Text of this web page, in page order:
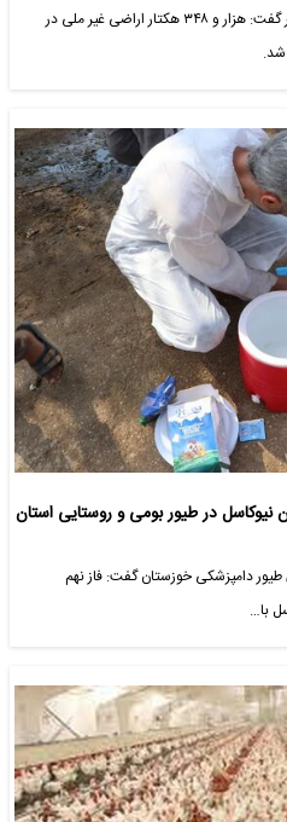
سرپرست مدیریت امور اراضی استان بوشهر گفت: هزار و ۳۴۸ هکتار اراضی غیر ملی در
شد.
نیوکاسل در طیور بومی و روستایی استان
دامپزشکی خوزستان گفت: فاز نهم
با…